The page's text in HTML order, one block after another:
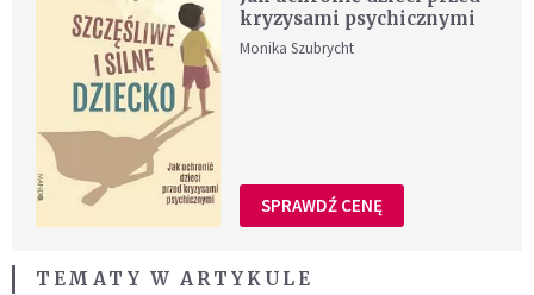
kryzysami psychicznymi
Monika Szubrycht
SPRAWDŹ CENĘ
TEMATY W ARTYKULE